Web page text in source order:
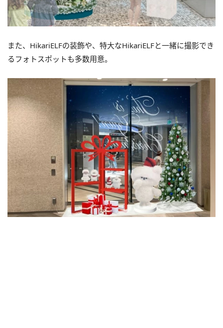
また、HikariELFの装飾や、特大なHikariELFと一緒に撮影でき
るフォトスポットも多数用意。